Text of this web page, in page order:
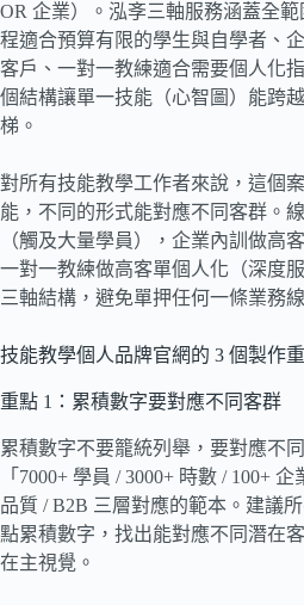
OR 企業）。泓斈三軸服務涵蓋全
程適合預算有限的學生與自學者、
客戶、一對一教練適合需要個人化
個結構讓單一技能（心智圖）能跨
梯。
對所有技能教學工作者來說，這個
能，不同的形式能對應不同客群。
（觸及大量學員），企業內訓做高
一對一教練做高客單個人化（深度
三軸結構，避免單押任何一條業務線
技能教學個人品牌官網的 3 個製作
重點 1：累積數字要對應不同客群
累積數字不要籠統列舉，要對應不
「7000+ 學員 / 3000+ 時數 / 100+
品質 / B2B 三層對應的範本。建議
點累積數字，找出能對應不同潛在
在主視覺。